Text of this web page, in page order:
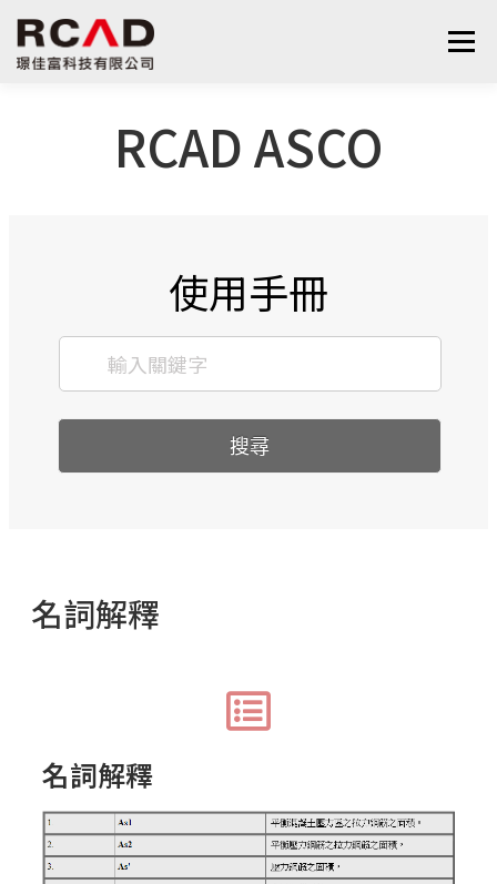
選單
軟體產品 算量服務
RCAD ASCO
使用手冊
搜尋
名詞解釋
名詞解釋